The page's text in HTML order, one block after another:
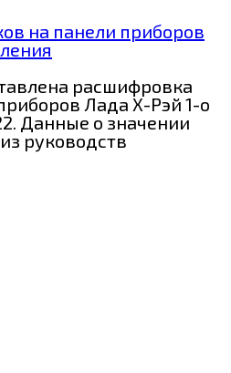
на панели приборов
расшифровка
Лада Х-Рэй 1-о
Данные о значении
руководств